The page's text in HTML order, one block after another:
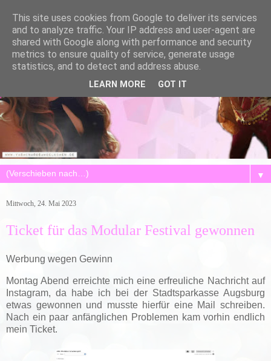
▼
Mittwoch, 24. Mai 2023
Ticket für das Modular Festival gewonnen
Werbung wegen Gewinn
Montag Abend erreichte mich eine erfreuliche Nachricht auf
Instagram, da habe ich bei der Stadtsparkasse Augsburg
etwas gewonnen und musste hierfür eine Mail schreiben.
Nach ein paar anfänglichen Problemen kam vorhin endlich
mein Ticket.
This site uses cookies from Google to deliver its services
and to analyze traffic. Your IP address and user-agent are
shared with Google along with performance and security
metrics to ensure quality of service, generate usage
statistics, and to detect and address abuse.
LEARN MORE GOT IT